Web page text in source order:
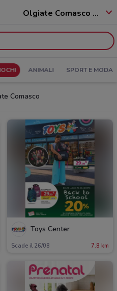
Olgiate Comasco - 22077
ANIMALI SPORT E MODA
Comasco
Toys Center
Scade il 26/08 7.8 km